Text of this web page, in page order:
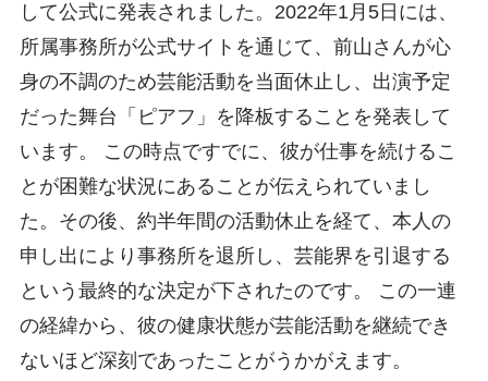
して公式に発表されました。2022年1月5日には、
所属事務所が公式サイトを通じて、前山さんが心
身の不調のため芸能活動を当面休止し、出演予定
だった舞台「ピアフ」を降板することを発表して
います。 この時点ですでに、彼が仕事を続けるこ
とが困難な状況にあることが伝えられていまし
た。その後、約半年間の活動休止を経て、本人の
申し出により事務所を退所し、芸能界を引退する
という最終的な決定が下されたのです。 この一連
の経緯から、彼の健康状態が芸能活動を継続でき
ないほど深刻であったことがうかがえます。